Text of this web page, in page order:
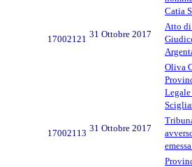
Catia
17002121 31 Ottobre 2017
Atto
Oliva
17002113 31 Ottobre 2017